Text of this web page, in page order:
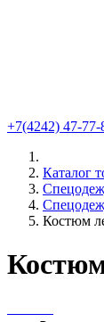
+7(4242) 47-77-
Каталог
Костюм